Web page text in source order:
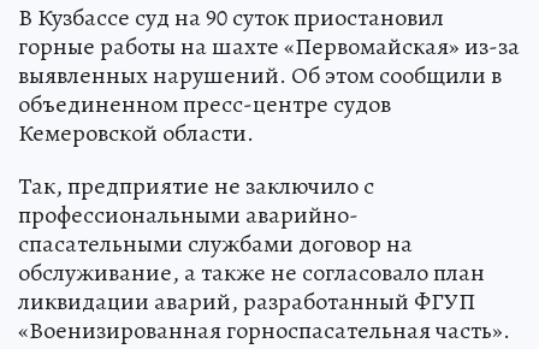
В Кузбассе суд на 90 суток приостановил
горные работы на шахте «Первомайская» из-за
выявленных нарушений. Об этом сообщили в
объединенном пресс-центре судов
Кемеровской области.
Так, предприятие не заключило с
профессиональными аварийно-
спасательными службами договор на
обслуживание, а также не согласовало план
ликвидации аварий, разработанный ФГУП
«Военизированная горноспасательная часть».